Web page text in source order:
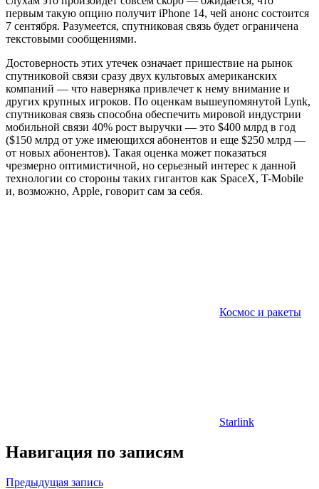
первым такую опцию получит iPhone 14, чей анонс состоится
7 сентября. Разумеется, спутниковая связь будет ограничена
текстовыми сообщениями.
Достоверность этих утечек означает пришествие на рынок
спутниковой связи сразу двух культовых американских
компаний — что наверняка привлечет к нему внимание и
других крупных игроков. По оценкам вышеупомянутой Lynk,
спутниковая связь способна обеспечить мировой индустрии
мобильной связи 40% рост выручки — это $400 млрд в год
($150 млрд от уже имеющихся абонентов и еще $250 млрд —
от новых абонентов). Такая оценка может показаться
чрезмерно оптимистичной, но серьезный интерес к данной
технологии со стороны таких гигантов как SpaceX, T-Mobile
и, возможно, Apple, говорит сам за себя.
Космос и ракеты
Starlink
Навигация по записям
Предыдущая запись